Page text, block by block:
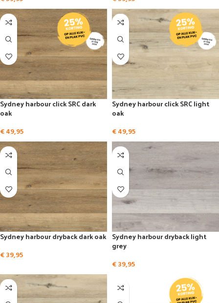
Sydney harbour click SRC dark
oak
€49,95
Sydney harbour click SRC light
oak
€49,95
Sydney harbour dryback dark oak
€39,95
Sydney harbour dryback light
grey
€39,95